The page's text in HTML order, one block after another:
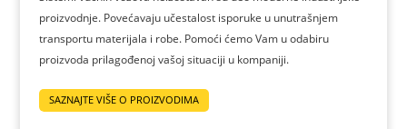
proizvodnje. Povećavaju učestalost isporuke u unutrašnjem
transportu materijala i robe. Pomoći ćemo Vam u odabiru
proizvoda prilagođenoj vašoj situaciji u kompaniji.
SAZNAJTE VIŠE O PROIZVODIMA